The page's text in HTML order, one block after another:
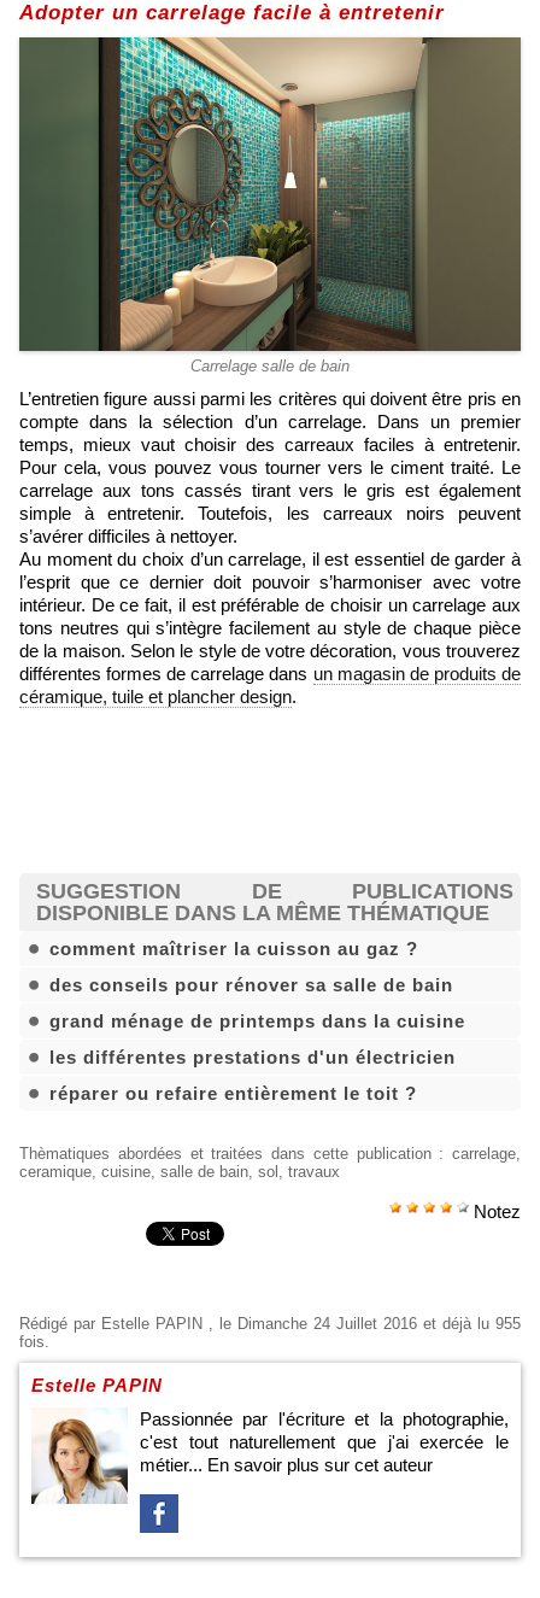
Adopter un carrelage facile à entretenir
Carrelage salle de bain
L’entretien figure aussi parmi les critères qui doivent être pris en
compte dans la sélection d’un carrelage. Dans un premier
temps, mieux vaut choisir des carreaux faciles à entretenir.
Pour cela, vous pouvez vous tourner vers le ciment traité. Le
carrelage aux tons cassés tirant vers le gris est également
simple à entretenir. Toutefois, les carreaux noirs peuvent
s’avérer difficiles à nettoyer.
Au moment du choix d’un carrelage, il est essentiel de garder à
l’esprit que ce dernier doit pouvoir s’harmoniser avec votre
intérieur. De ce fait, il est préférable de choisir un carrelage aux
tons neutres qui s’intègre facilement au style de chaque pièce
de la maison. Selon le style de votre décoration, vous trouverez
différentes formes de carrelage dans un magasin de produits de
céramique, tuile et plancher design.
SUGGESTION DE PUBLICATIONS
DISPONIBLE DANS LA MÊME THÉMATIQUE
comment maîtriser la cuisson au gaz ?
des conseils pour rénover sa salle de bain
grand ménage de printemps dans la cuisine
les différentes prestations d'un électricien
réparer ou refaire entièrement le toit ?
Thèmatiques abordées et traitées dans cette publication: carrelage,
ceramique, cuisine, salle de bain, sol , travaux
Notez
Rédigé par Estelle PAPIN , le Dimanche 24 Juillet 2016 et déjà lu 955
fois.
Estelle PAPIN
Passionnée par l'écriture et la photographie,
c'est tout naturellement que j'ai exercée le
métier... En savoir plus sur cet auteur